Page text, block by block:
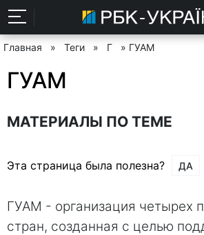
Главная » Теги » Г » ГУАМ
ГУАМ
МАТЕРИАЛЫ ПО ТЕМЕ
Эта страница была полезна? ДА
ГУАМ - организация четырех
стран, созданная с целью